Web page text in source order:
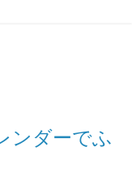
ンダーでふ